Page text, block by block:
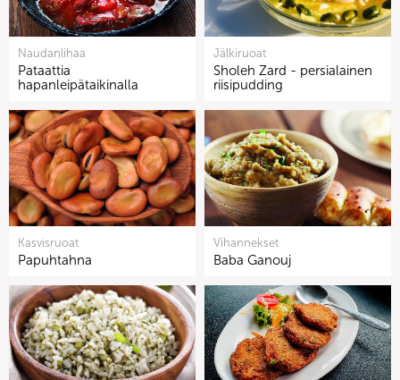
Naudanlihaa
Pataattia
hapanleipätaikinalla
Jälkiruoat
Sholeh Zard - persialainen
riisipudding
Kasvisruoat
Papuhtahna
Vihannekset
Baba Ganouj